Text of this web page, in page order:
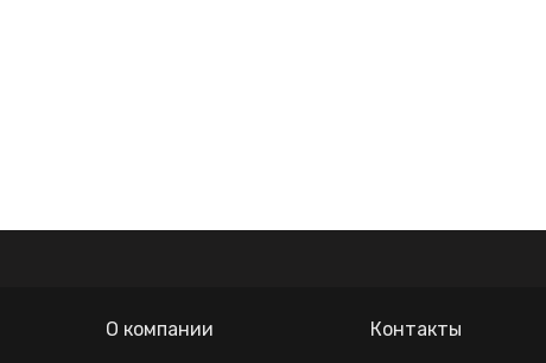
О компании Контакты